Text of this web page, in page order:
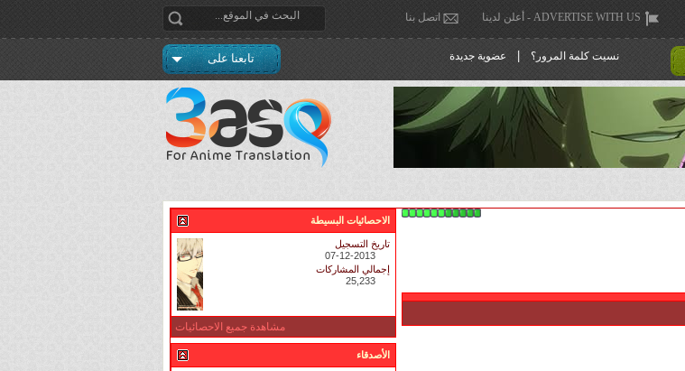
ADVERTISE WITH US - أعلن لدينا اتصل بنا
نسيت كلمة المرور؟ عضوية جديدة تابعنا على
الاحصائيات البسيطة
تاريخ التسجيل
07-12-2013
إجمالي المشاركات
25,233
مشاهدة جميع الاحصائيات
الأصدقاء